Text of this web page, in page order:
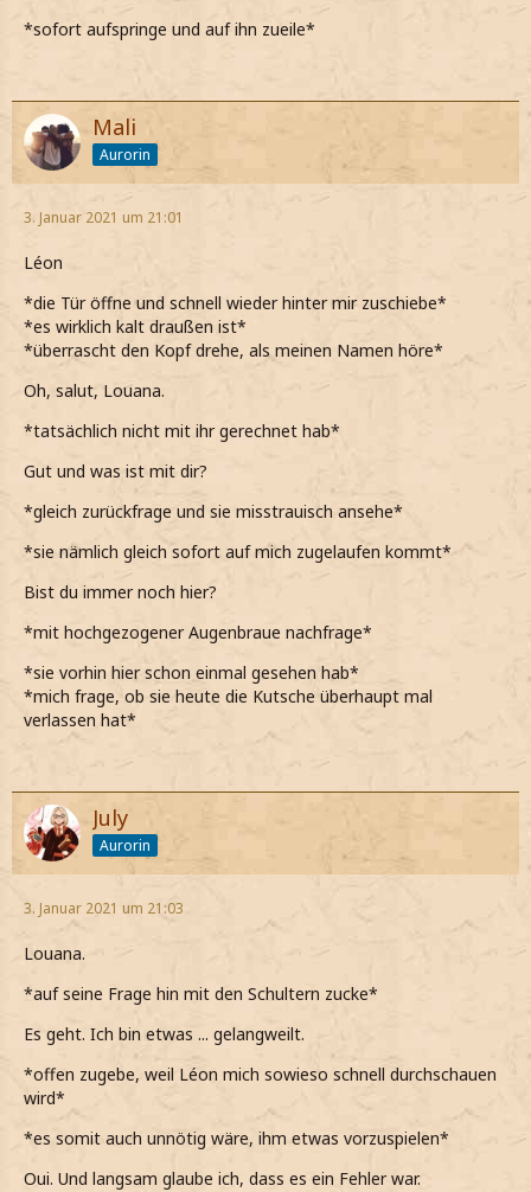
*sofort aufspringe und auf ihn zueile*
Mali
Aurorin
3. Januar 2021 um 21:01
Léon
*die Tür öffne und schnell wieder hinter mir zuschiebe*
*es wirklich kalt draußen ist*
*überrascht den Kopf drehe, als meinen Namen höre*
Oh, salut, Louana.
*tatsächlich nicht mit ihr gerechnet hab*
Gut und was ist mit dir?
*gleich zurückfrage und sie misstrauisch ansehe*
*sie nämlich gleich sofort auf mich zugelaufen kommt*
Bist du immer noch hier?
*mit hochgezogener Augenbraue nachfrage*
*sie vorhin hier schon einmal gesehen hab*
*mich frage, ob sie heute die Kutsche überhaupt mal
verlassen hat*
July
Aurorin
3. Januar 2021 um 21:03
Louana.
*auf seine Frage hin mit den Schultern zucke*
Es geht. Ich bin etwas ... gelangweilt.
*offen zugebe, weil Léon mich sowieso schnell durchschauen
wird*
*es somit auch unnötig wäre, ihm etwas vorzuspielen*
Oui. Und langsam glaube ich, dass es ein Fehler war.